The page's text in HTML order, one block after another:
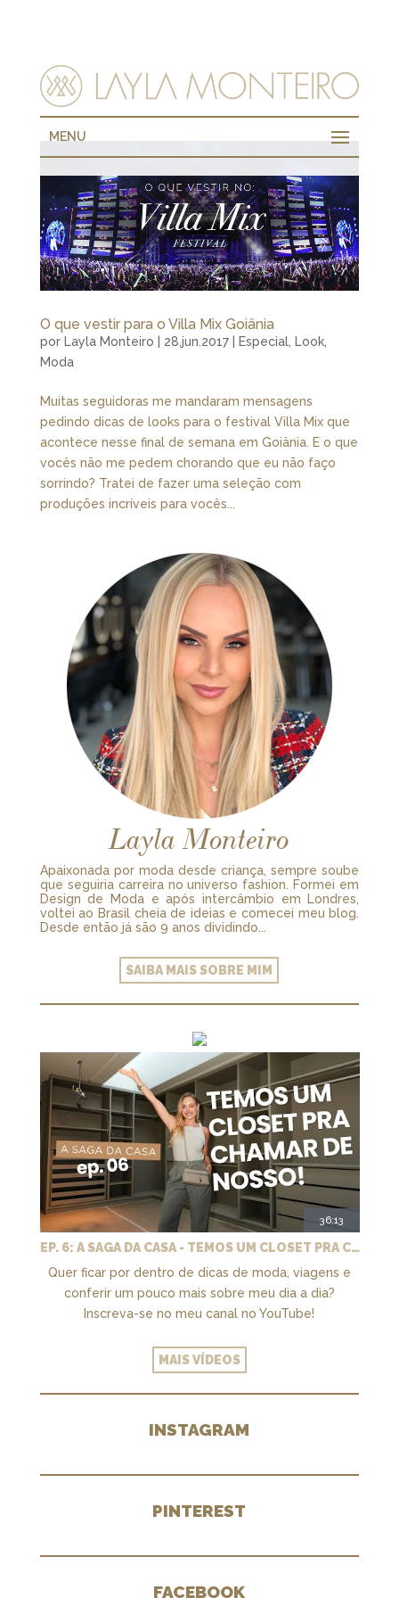
MENU
O que vestir para o Villa Mix Goiânia
por Layla Monteiro 28.jun.2017| Especial, Look,
Moda
Muitas seguidoras me mandaram mensagens
pedindo dicas de looks para o festival Villa Mix que
acontece nesse final de semana em Goiânia. E o que
vocês não me pedem chorando que eu não faço
sorrindo? Tratei de fazer uma seleção com
produções incríveis para vocês...
Layla Monteiro
Apaixonada por moda desde criança, sempre soube
que seguiria carreira no universo fashion. Formei em
Design de Moda e após intercâmbio em Londres,
voltei ao Brasil cheia de ideias e comecei meu blog.
Desde então já são 9 anos dividindo...
SAIBA MAIS SOBRE MIM
36:13
EP. 6: A SAGA DA CASA - TEMOS UM CLOSET PRA CHAMAR DE NOSSO + MARCENARIA E PAISAGISMO
Quer ficar por dentro de dicas de moda, viagens e
conferir um pouco mais sobre meu dia a dia?
Inscreva-se no meu canal no YouTube!
MAIS VÍDEOS
INSTAGRAM
PINTEREST
FACEBOOK